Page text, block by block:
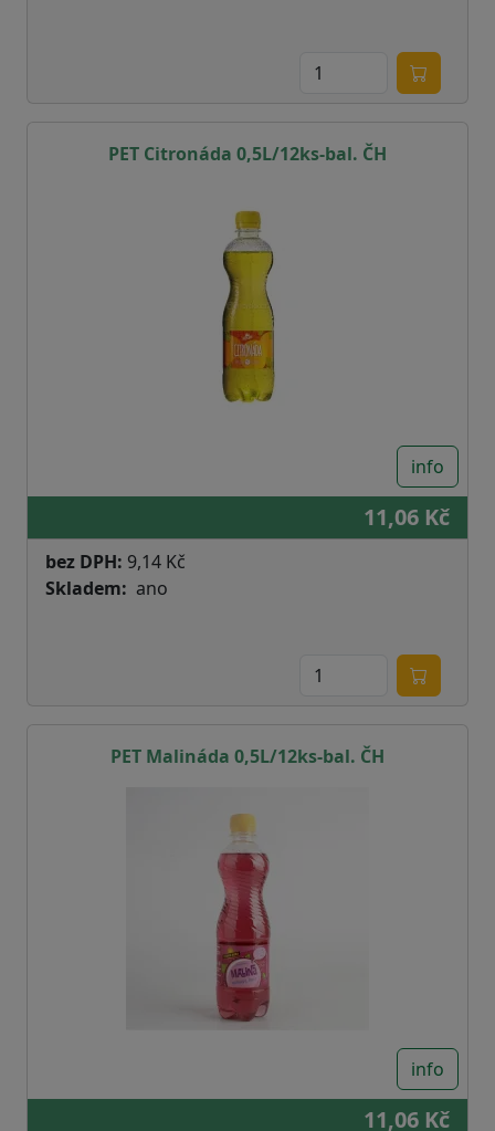
PET Citronáda 0,5L/12ks-bal. ČH
info
11,06 Kč
bez DPH: 9,14 Kč
Skladem
ano
PET Malináda 0,5L/12ks-bal. ČH
info
11,06 Kč